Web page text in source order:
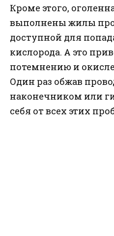
Кроме этого,
выполнены жилы
доступной для
кислорода. А это
потемнению и
Один раз обжав
наконечником или
себя от всех этих